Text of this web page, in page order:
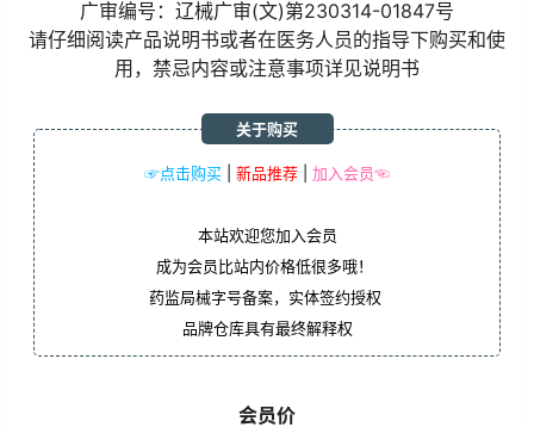
广审编号：辽械广审(文)第230314-01847号
请仔细阅读产品说明书或者在医务人员的指导下购买和使
用，禁忌内容或注意事项详见说明书
☞点击购买 新品推荐 加入会员☜
关于购买
本站欢迎您加入会员
成为会员比站内价格低很多哦！
药监局械字号备案，实体签约授权
品牌仓库具有最终解释权
会员价